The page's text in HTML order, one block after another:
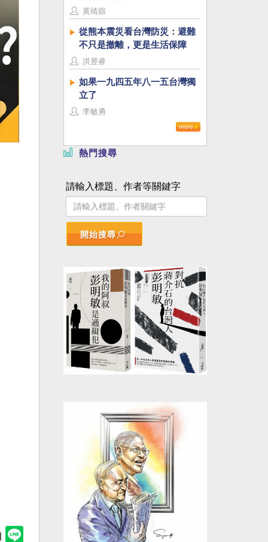
黃靖媗
從熊本震災看台灣防災：避難
不只是撤離，更是生活保障
洪昱睿
如果一九四五年八一五台灣獨
立了
李敏勇
熱門搜尋
請輸入標題、作者等關鍵字
開始搜尋